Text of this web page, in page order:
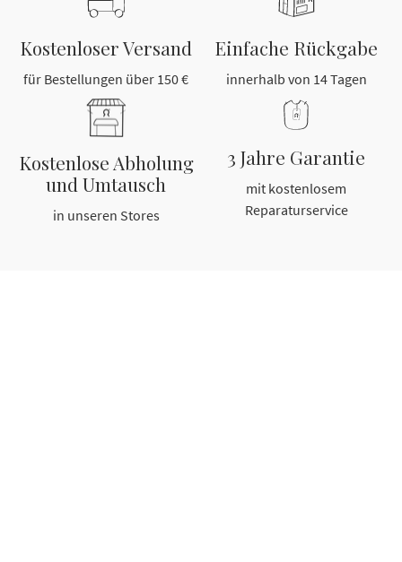
Kostenloser Versand
für Bestellungen über 150 €
Einfache Rückgabe
innerhalb von 14 Tagen
Kostenlose Abholung
und Umtausch
in unseren Stores
3 Jahre Garantie
mit kostenlosem
Reparaturservice